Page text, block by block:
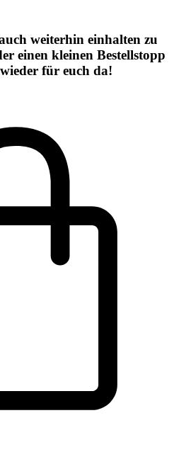
weiterhin einhalten zu
einen kleinen Bestellstopp
für euch da!